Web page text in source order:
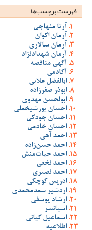
فهرست برچسب‌ها
آرتا منهاجی
آرمان اکوان
آرمان سالاری
آرمان شهدادنژاد
آگهی مناقصه
آکادمی
ابالفضل علایی
ابوذر صفرزاده
ابولحسن مهدوی
احسان پورشیخعلی
احسان جودکی
احسان خادمی
احمد آهی
احمد حسن‌زاده
احمد حیات‌منش
احمد نخعی
احمد نصیری
ادریس کوچکی
اردشیر سعدمحمدی
ارشاد یوسفی
اسپانسر
اسماعیل کیانی
اطلاعیه